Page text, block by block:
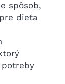
spôsob,
dieťa